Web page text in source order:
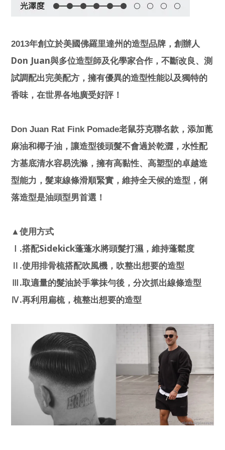
2013年創立於美國佛羅里達州的造型品牌，創辦人
Don Juan與多位造型師及化學家合作，不斷改良、測
試調配出完美配方，擁有優異的造型性能以及獨特的
香味，在世界各地廣受好評！
Don Juan Rat Fink Pomade老鼠芬克聯名款，添加蓖
麻油和椰子油，讓造型後頭髮不會過於乾澀，水性配
方基底清水容易洗滌，擁有高黏性、高塑型的卓越造
型能力，髮束線條滑順緊實，維持全天候的造型，俐
落造型是油頭型男首選！
▲使用方式
.搭配Sidekick蓬蓬水將頭髮打濕，維持蓬鬆度
.使用排骨梳搭配吹風機，吹整出想要的造型
Ⅲ .取適量的髮油於手掌抹勻後，分次抓出線條造型
Ⅳ.再利用扁梳，梳整出想要的造型